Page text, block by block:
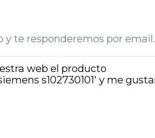
te responderemos por email.